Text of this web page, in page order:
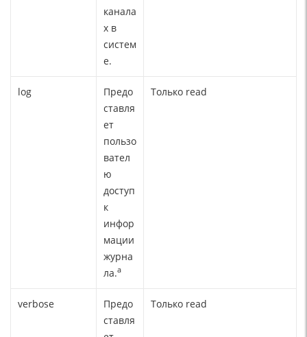
канала
х в
систем
е.
log
Предо
ставля
ет
пользо
вател
ю
доступ
к
инфор
мации
журна
ла.a
Только read
verbose
Предо
ставля
Только read